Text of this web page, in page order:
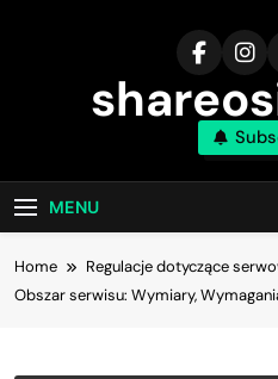
MENU
Home
Regulacje dotyczące
Obszar serwisu: Wymiary,